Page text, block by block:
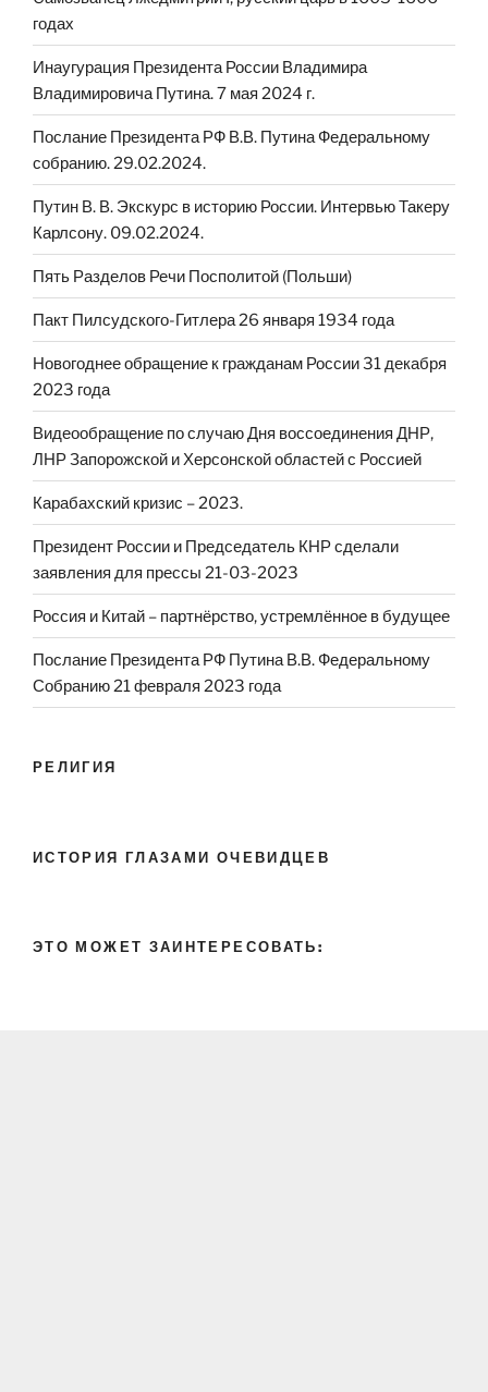
годах
Инаугурация Президента России Владимира
Владимировича Путина. 7 мая 2024 г.
Послание Президента РФ В.В. Путина Федеральному
собранию. 29.02.2024.
Путин В. В. Экскурс в историю России. Интервью Такеру
Карлсону. 09.02.2024.
Пять Разделов Речи Посполитой (Польши)
Пакт Пилсудского-Гитлера 26 января 1934 года
Новогоднее обращение к гражданам России 31 декабря
2023 года
Видеообращение по случаю Дня воссоединения ДНР,
ЛНР Запорожской и Херсонской областей с Россией
Карабахский кризис – 2023.
Президент России и Председатель КНР сделали
заявления для прессы 21-03-2023
Россия и Китай – партнёрство, устремлённое в будущее
Послание Президента РФ Путина В.В. Федеральному
Собранию 21 февраля 2023 года
РЕЛИГИЯ
ИСТОРИЯ ГЛАЗАМИ ОЧЕВИДЦЕВ
ЭТО МОЖЕТ ЗАИНТЕРЕСОВАТЬ: